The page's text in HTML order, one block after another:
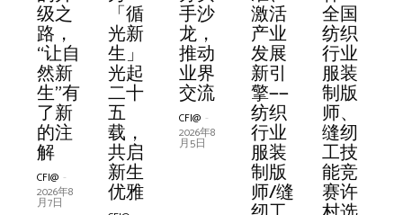
CFI@ 2024年7月29日
Facebook Twitter Pinterest
海丝泉州 丰泽童行
沿着宋元海丝的历史足迹，探寻花海交织的迷你世界。
创新
｜中
国流
行面
料入
围评
审走
进太
平鸟
时尚
会成
功举
办，
千款
面料
调样
促产
业链
协同
CFI@ -
十一
届十
佳纺
织面
料设
计师
柯桥
揭晓
决”！
2026
“柯桥
优选”
评审
会见
证好
面料
新高
度
演绎
高智
羊毛
运动
生活
CFI@
2026年4
月30日
新时
代杰
出华
人海
外展
播
CFI@ -
2023年11
月11日
激活
产业
发展
新引
擎——
纺织
行业
服装
制版
师/缝
：从
入门
到精
通，
达人
如何
靠短
视频
分成
赚钱
意：
巨量
引擎
2026
春日
营销
IP矩
阵发
装行
业
“红头
船奖”
颁奖
盛典
荣耀
启幕
CFI@ -
2026年3
月22日
合作
——以
再生
纤维
素纤
维为
核
心，
共同
推进
为什
么仍
有大
量服
饰黑
马从
淘宝
跑
出？
CFI@ -
中国
国际
时装
周·海
宁，
抒写
鎏光
日记
CFI@ -
2026年7
月20日
江西
服装
学院
“双
庆”巡
展诠
释育
人定
设计
师
Colin
Jiang
为创
意总
监，
首秀
携李
冰
潮汕
服博
会, 以
品类
创新
定义
内衣
外穿
融合
新赛
消费
分层
加
剧，
中端
品牌
以高
端化
重塑
增长
埔寨
站——
开启
运动
服智
造新
纪元
CFI@ -
2026年4
月3日
ALV
ANO
N的
体型
算法
与尺
码策
略，
数智
化供
应链
共筑
服装
产业
新生
态
CFI@ -
2025年8
月11日
宁智
能仓
储再
升级
CFI@ -
2025年7
月29日
革！
“一件
事”跑
出业
务新
速
度……
CFI@
2026年8
月3日
师/缝
纫工
职业
技能
竞赛
许村
选拔
赛鸣
锣开
赛 助
牌强
国路
2026
服装
行业
科技
创新
大会
企业
关键
决策
可影
响高
达
77%
的碳
足迹
CFI@ -
企业
关键
决策
可影
响高
达
77%
的碳
足迹
CFI@ -
级之
路，
“让自
然新
生”有
了新
的注
解
CFI@ -
2026年8
月7日
「循
光新
生」
光起
二十
五
载，
共启
新生
优雅
手沙
龙，
推动
业界
交流
CFI@ -
2026年8
月5日
激活
产业
发展
新引
擎——
纺织
行业
服装
制版
师/缝
全国
纺织
行业
服装
制版
师、
缝纫
工技
能竞
赛许